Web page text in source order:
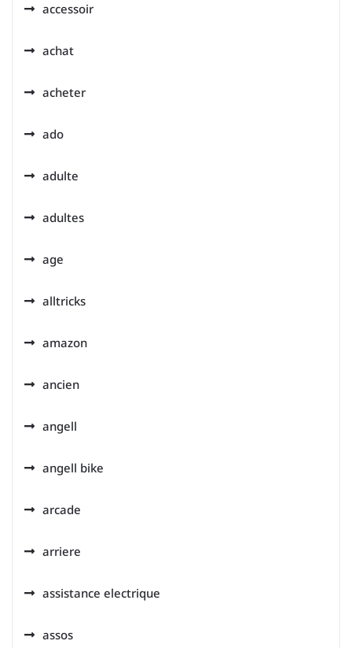
accessoir
achat
acheter
ado
adulte
adultes
age
alltricks
amazon
ancien
angell
angell bike
arcade
arriere
assistance electrique
assos